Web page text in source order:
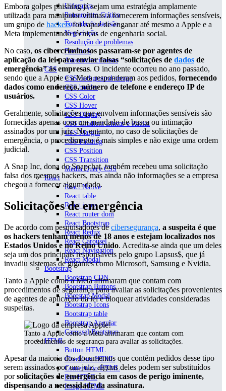
Liderança
Pensamento Crítico
Tomada de decisão
Negociação
Resolução de problemas
Feedback
Autoconhecimento
CSS
CSS background-image
CSS border
CSS Color
CSS Hover
CSS Display
CSS Gradient Linear e Radial
CSS Margin
CSS Padding
CSS Position
CSS Transition
Media Query CSS
React
React Native
React table
React icons
React router dom
React Bootstrap
React Redux
React Carousel
React Navigation
React Modal
Bootstrap
Bootstrap CDN
Bootstrap Buttons
Bootsrap Modal
Bootstrap Icons
Bootstrap table
Bootstrap Angular
Carousel Bootstrap
HTML
Button HTML
Checkbox HTML
Comentário HTML
Div HTML
Image HTML
Embora golpes phishing já sejam uma estratégia amplamente
utilizada para manipular vítimas a fornecerem informações sensíveis,
um grupo de hackersfoi capaz de enganar até mesmo a Apple e a
Meta implementando técnicas de engenharia social.
No caso, os cibercriminosos passaram-se por agentes de
aplicação da lei para enviar falsas “solicitações de dados de
emergência” às empresas. O incidente ocorreu no ano passado,
sendo que a Apple e a Meta responderam aos pedidos, fornecendo
dados como endereço, número de telefone e endereço IP de
usuários.
Geralmente, solicitações que envolvem informações sensíveis são
fornecidas apenas com um mandado de busca ou intimação
assinados por um juiz. No entanto, no caso de solicitações de
emergência, o procedimento é mais simples e não exige uma ordem
judicial.
A Snap Inc, dona do Snapchat, também recebeu uma solicitação
falsa dos mesmos hackers, mas ainda não informações se a empresa
chegou a fornecer algum dado.
Solicitações de emergência
De acordo com pesquisadores decibersegurança, a suspeita é que
os hackers tenham menos de 18 anos e estejam localizados nos
Estados Unidos e no Reino Unido. Acredita-se ainda que um deles
seja um dos principais responsáveis pelo grupo Lapsus$, que já
invadiu sistemas de gigantes como Microsoft, Samsung e Nvidia.
Tanto a Apple como a Meta afirmaram que contam com
procedimentos de segurança para avaliar as solicitações provenientes
de agentes de aplicação da lei e bloquear atividades consideradas
suspeitas.
Tanto a Apple como a Meta afirmaram que contam com
procedimentos de segurança para avaliar as solicitações.
Apesar da maioria dos documentos que contêm pedidos desse tipo
serem assinados por um juiz, alguns deles podem ser substituídos
porsolicitações de emergência em casos de perigo iminente,
dispensando a necessidade da assinatura.